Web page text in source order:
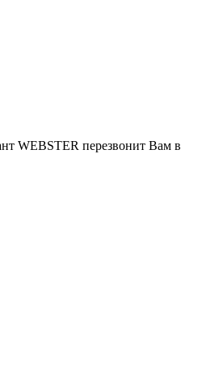
WEBSTER перезвонит Вам в